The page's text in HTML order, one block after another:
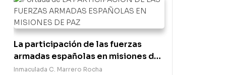
La participación de las fuerzas
armadas españolas en misiones de
paz
Inmaculada C. Marrero Rocha